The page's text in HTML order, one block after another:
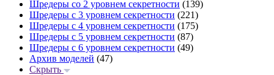
Шредеры со 2 уровнем секретности (139)
Шредеры с 3 уровнем секретности (221)
Шредеры с 4 уровнем секретности (175)
Шредеры с 5 уровнем секретности (87)
Шредеры с 6 уровнем секретности (49)
Архив моделей (47)
Скрыть